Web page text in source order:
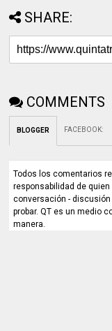
SHARE:
COMMENTS
BLOGGER FACEBOOK:
Todos los comentarios
responsabilidad de
conversación -
probar. QT es un medio
manera.